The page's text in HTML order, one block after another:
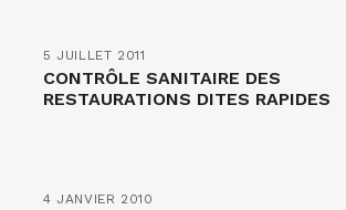
5 JUILLET 2011
CONTRÔLE SANITAIRE DES
RESTAURATIONS DITES RAPIDES
4 JANVIER 2010